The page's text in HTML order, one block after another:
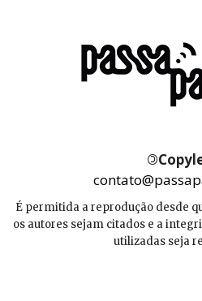
©
É permitida a reprodução desde
os autores sejam citados e a
utilizadas seja